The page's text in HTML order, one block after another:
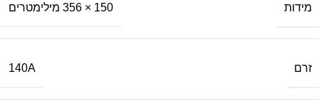
מידות 150 × 356 מילימטרים
זרם 140A